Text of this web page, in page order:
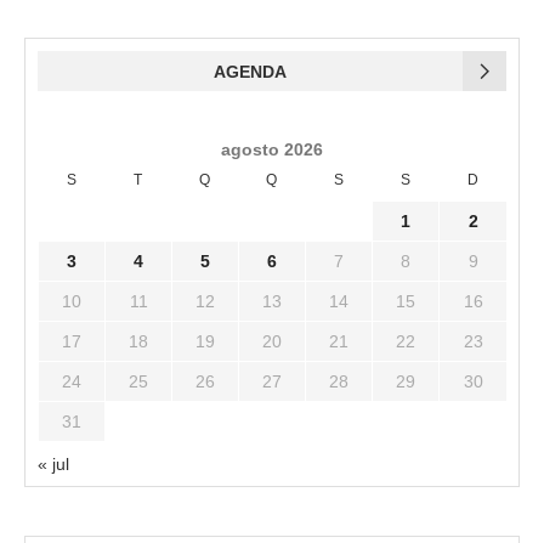
AGENDA
agosto 2026
S T Q Q S S D
1 2
3 4 5 6 7 8 9
10 11 12 13 14 15 16
17 18 19 20 21 22 23
24 25 26 27 28 29 30
31
« jul